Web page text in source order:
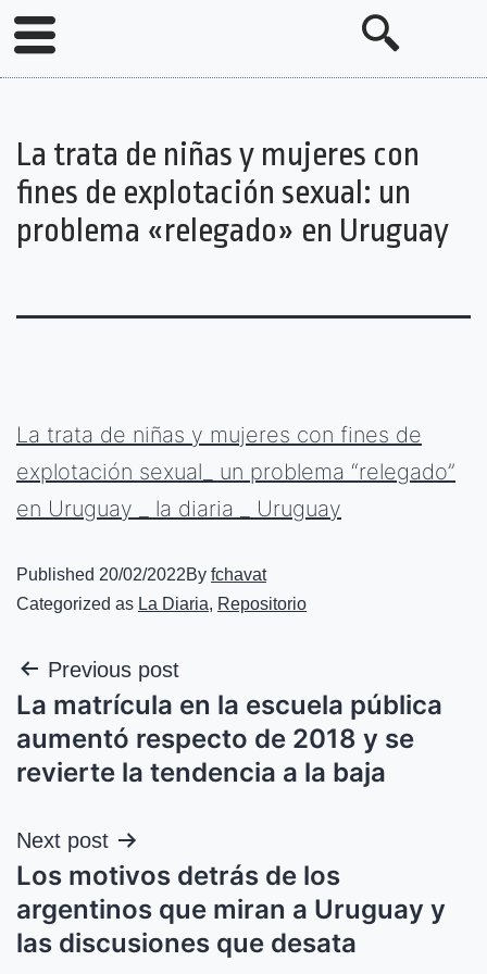
La trata de niñas y mujeres con
fines de explotación sexual: un
problema «relegado» en Uruguay
La trata de niñas y mujeres con fines de
explotación sexual_ un problema “relegado”
en Uruguay _ la diaria _ Uruguay
Published 20/02/2022By fchavat
Categorized as La Diaria, Repositorio
Previous post
La matrícula en la escuela pública
aumentó respecto de 2018 y se
revierte la tendencia a la baja
Next post
Los motivos detrás de los
argentinos que miran a Uruguay y
las discusiones que desata